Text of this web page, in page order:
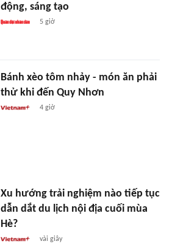
động, sáng tạo
5 giờ
Bánh xèo tôm nhảy - món ăn phải
thử khi đến Quy Nhơn
4 giờ
Xu hướng trải nghiệm nào tiếp tục
dẫn dắt du lịch nội địa cuối mùa
Hè?
vài giây